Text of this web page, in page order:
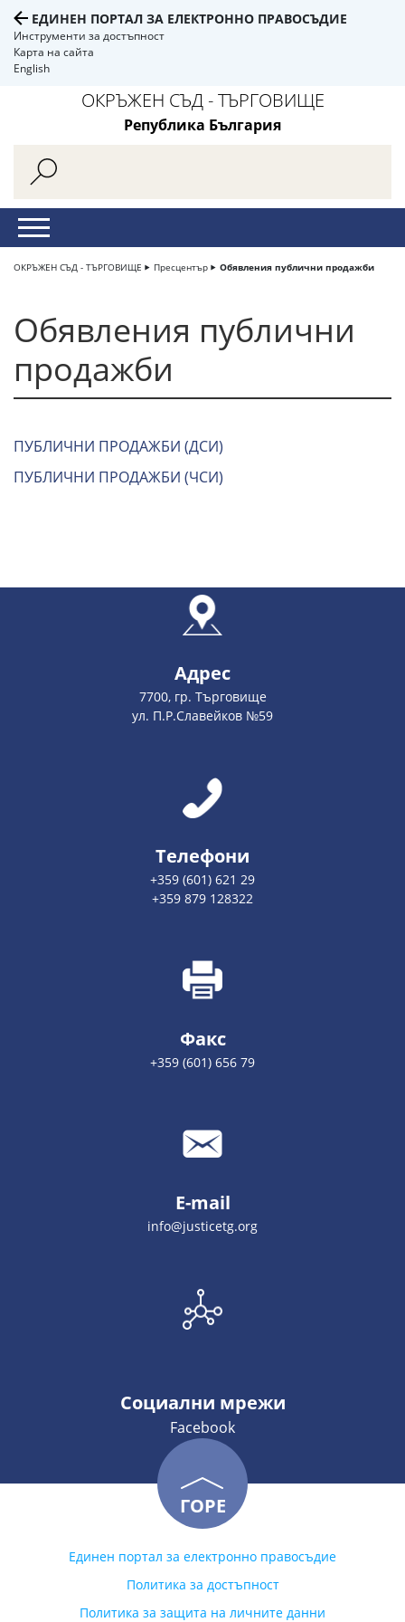
ЕДИНЕН ПОРТАЛ ЗА ЕЛЕКТРОННО ПРАВОСЪДИЕ
Инструменти за достъпност
Карта на сайта
English
ОКРЪЖЕН СЪД - ТЪРГОВИЩЕ
Република България
ОКРЪЖЕН СЪД - ТЪРГОВИЩЕ Пресцентър Обявления публични продажби
Обявления публични
продажби
ПУБЛИЧНИ ПРОДАЖБИ (ДСИ)
ПУБЛИЧНИ ПРОДАЖБИ (ЧСИ)
Адрес
7700, гр. Търговище
ул. П.Р.Славейков №59
Телефони
+359 (601) 621 29
+359 879 128322
Факс
+359 (601) 656 79
E-mail
info@justicetg.org
Социални мрежи
Facebook
ГОРЕ
Единен портал за електронно правосъдие
Политика за достъпност
Политика за защита на личните данни